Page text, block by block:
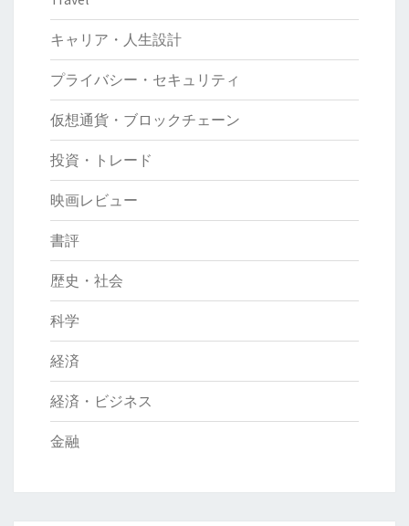
キャリア・人生設計
プライバシー・セキュリティ
仮想通貨・ブロックチェーン
投資・トレード
映画レビュー
書評
歴史・社会
科学
経済
経済・ビジネス
金融